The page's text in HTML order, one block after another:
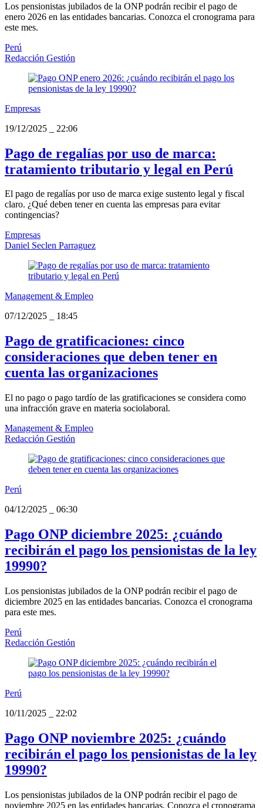
Los pensionistas jubilados de la ONP podrán recibir el pago de
enero 2026 en las entidades bancarias. Conozca el cronograma para
este mes.
Perú
Redacción Gestión
Empresas
19/12/2025
22:06
Pago de regalías por uso de marca:
tratamiento tributario y legal en Perú
El pago de regalías por uso de marca exige sustento legal y fiscal
claro. ¿Qué deben tener en cuenta las empresas para evitar
contingencias?
Empresas
Daniel Seclen Parraguez
Management & Empleo
07/12/2025
18:45
Pago de gratificaciones: cinco
consideraciones que deben tener en
cuenta las organizaciones
El no pago o pago tardío de las gratificaciones se considera como
una infracción grave en materia sociolaboral.
Management & Empleo
Redacción Gestión
Perú
04/12/2025
06:30
Pago ONP diciembre 2025: ¿cuándo
recibirán el pago los pensionistas de la ley
19990?
Los pensionistas jubilados de la ONP podrán recibir el pago de
diciembre 2025 en las entidades bancarias. Conozca el cronograma
para este mes.
Perú
Redacción Gestión
Perú
10/11/2025
22:02
Pago ONP noviembre 2025: ¿cuándo
recibirán el pago los pensionistas de la ley
19990?
Los pensionistas jubilados de la ONP podrán recibir el pago de
noviembre 2025 en las entidades bancarias. Conozca el cronograma